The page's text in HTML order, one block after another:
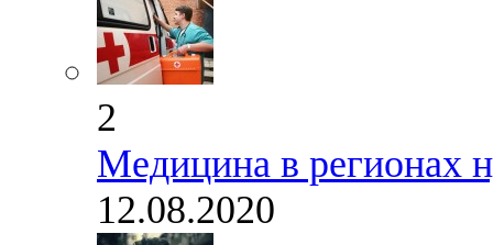
2
Медицина в регионах
12.08.2020